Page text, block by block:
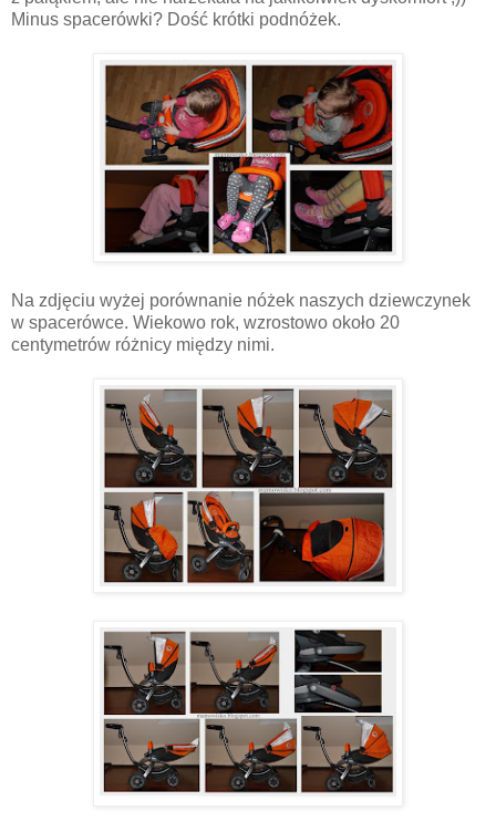
Minus spacerówki? Dość krótki podnóżek.
Na zdjęciu wyżej porównanie nóżek naszych dziewczynek
w spacerówce. Wiekowo rok, wzrostowo około 20
centymetrów różnicy między nimi.